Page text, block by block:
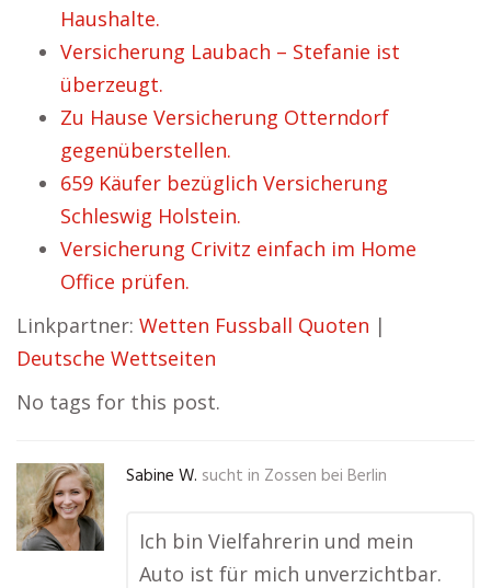
Haushalte.
Versicherung Laubach – Stefanie ist
überzeugt.
Zu Hause Versicherung Otterndorf
gegenüberstellen.
659 Käufer bezüglich Versicherung
Schleswig Holstein.
Versicherung Crivitz einfach im Home
Office prüfen.
Linkpartner: Wetten Fussball Quoten |
Deutsche Wettseiten
No tags for this post.
Sabine W. sucht in Zossen bei Berlin
Ich bin Vielfahrerin und mein
Auto ist für mich unverzichtbar.